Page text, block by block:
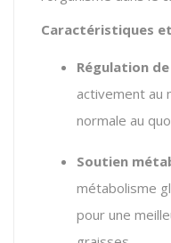
Caractéristiques
Régulation
activement au
normale au
Soutien
métabolisme
pour une